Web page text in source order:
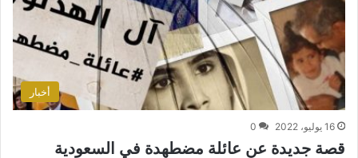
أخبار
16 يوليو، 2022 0
قصة جديدة عن عائلة مضطهدة في السعودية